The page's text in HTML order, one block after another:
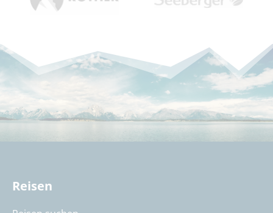
Reisen